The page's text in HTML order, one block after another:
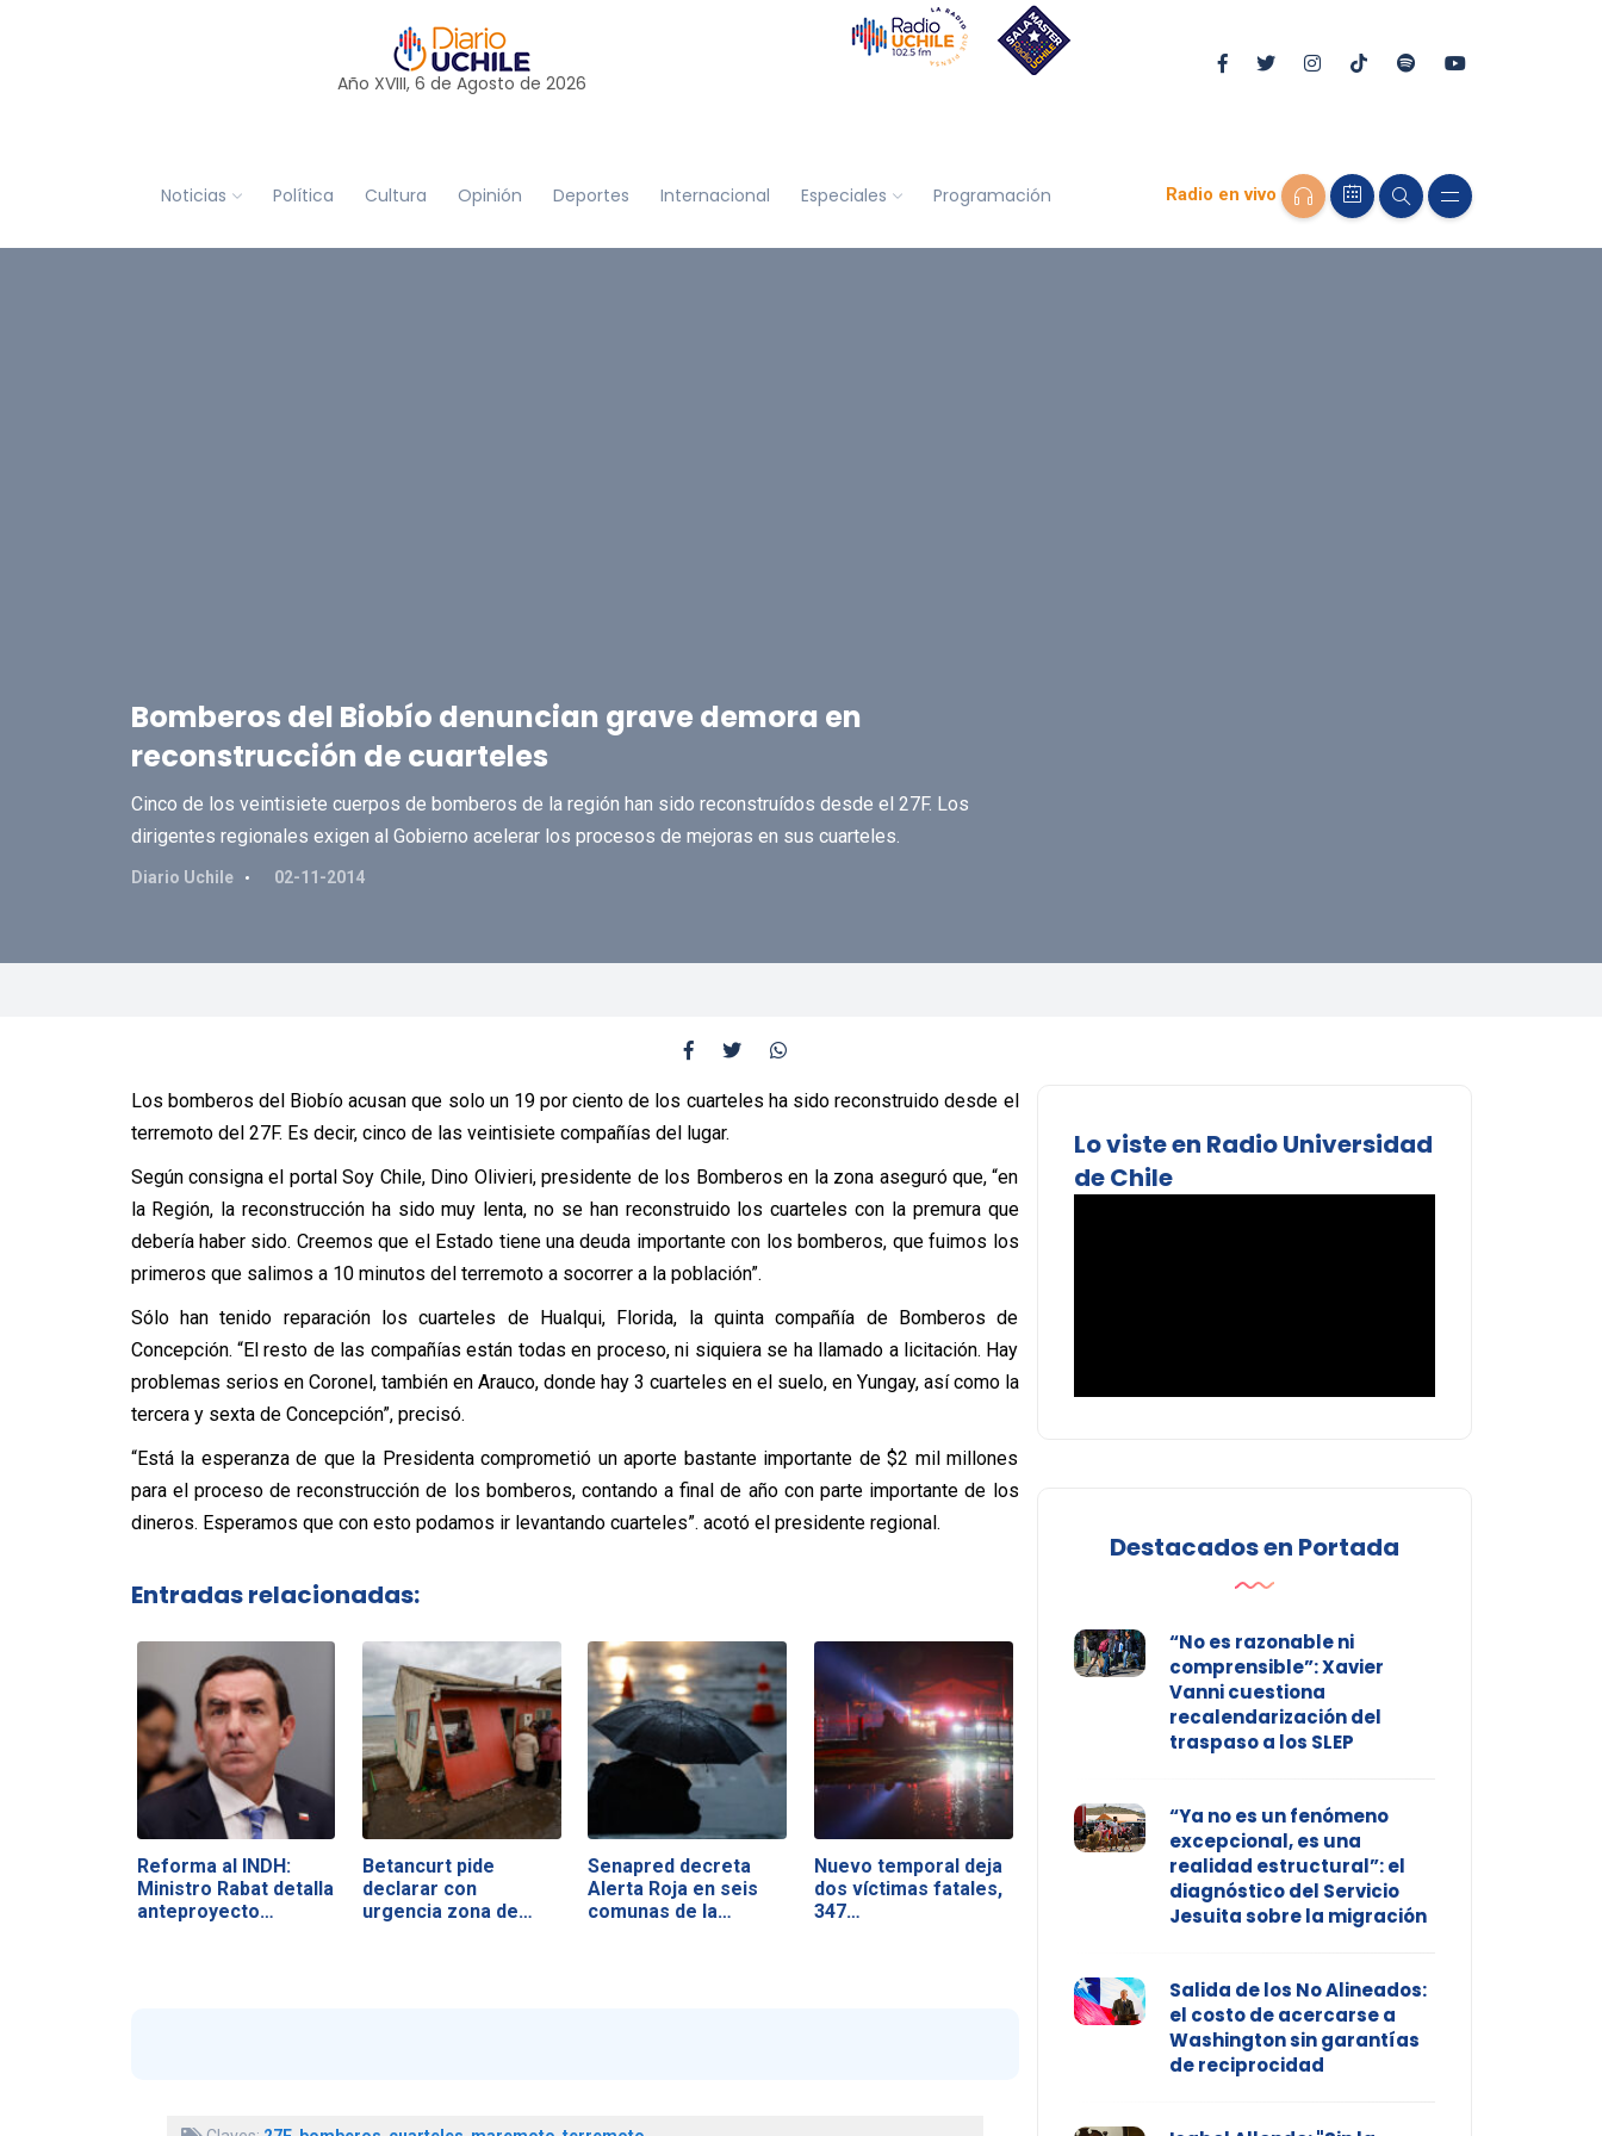
Año XVIII, 6 de Agosto de 2026
Noticias Política Cultura Opinión Deportes Internacional Especiales Programación Radio en vivo
Bomberos del Biobío denuncian grave demora en
reconstrucción de cuarteles
Cinco de los veintisiete cuerpos de bomberos de la región han sido reconstruídos desde el 27F. Los
dirigentes regionales exigen al Gobierno acelerar los procesos de mejoras en sus cuarteles.
Diario Uchile 02-11-2014
Los bomberos del Biobío acusan que solo un 19 por ciento de los cuarteles ha sido reconstruido desde el
terremoto del 27F. Es decir, cinco de las veintisiete compañías del lugar.
Según consigna el portal Soy Chile, Dino Olivieri, presidente de los Bomberos en la zona aseguró que, “en
la Región, la reconstrucción ha sido muy lenta, no se han reconstruido los cuarteles con la premura que
debería haber sido. Creemos que el Estado tiene una deuda importante con los bomberos, que fuimos los
primeros que salimos a 10 minutos del terremoto a socorrer a la población”.
Sólo han tenido reparación los cuarteles de Hualqui, Florida, la quinta compañía de Bomberos de
Concepción. “El resto de las compañías están todas en proceso, ni siquiera se ha llamado a licitación. Hay
problemas serios en Coronel, también en Arauco, donde hay 3 cuarteles en el suelo, en Yungay, así como la
tercera y sexta de Concepción”, precisó.
“Está la esperanza de que la Presidenta comprometió un aporte bastante importante de $2 mil millones
para el proceso de reconstrucción de los bomberos, contando a final de año con parte importante de los
dineros. Esperamos que con esto podamos ir levantando cuarteles”. acotó el presidente regional.
Entradas relacionadas:
Reforma al INDH:
Ministro Rabat detalla
anteproyecto…
Betancurt pide
declarar con
urgencia zona de…
Senapred decreta
Alerta Roja en seis
comunas de la…
Nuevo temporal deja
dos víctimas fatales,
347…
Lo viste en Radio Universidad
de Chile
Destacados en Portada
“No es razonable ni
comprensible”: Xavier
Vanni cuestiona
recalendarización del
traspaso a los SLEP
“Ya no es un fenómeno
excepcional, es una
realidad estructural”: el
diagnóstico del Servicio
Jesuita sobre la migración
Salida de los No Alineados:
el costo de acercarse a
Washington sin garantías
de reciprocidad